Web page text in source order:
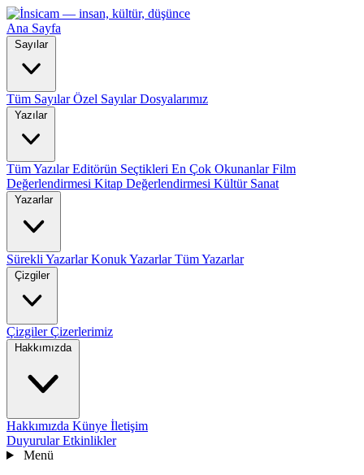
Ana Sayfa
Sayılar
Tüm SayılarÖzel SayılarDosyalarımız
Yazılar
Tüm YazılarEditörün Seçtikleri En Çok OkunanlarFilm
Değerlendirmesi Kitap Değerlendirmesi Kültür Sanat
Yazarlar
Sürekli YazarlarKonuk YazarlarTüm Yazarlar
Çizgiler
ÇizgilerÇizerlerimiz
Hakkımızda
Hakkımızda Künye İletişim
DuyurularEtkinlikler
Menü